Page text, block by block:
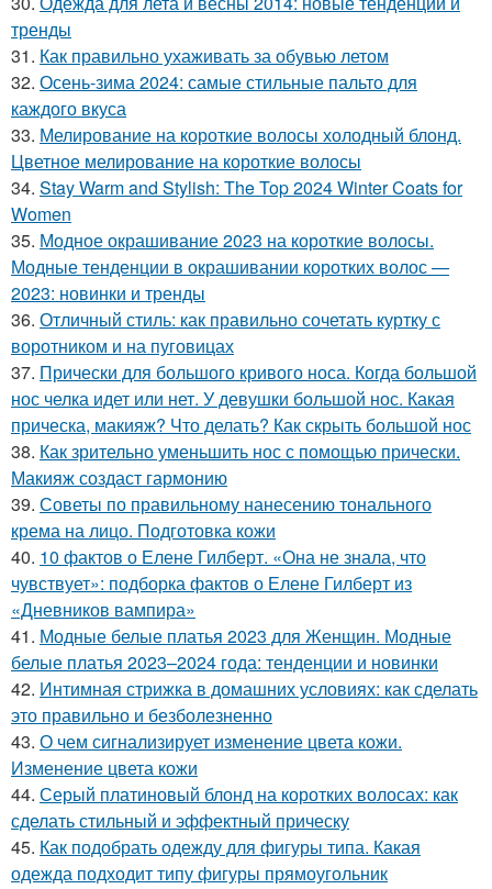
тренды
31. Как правильно ухаживать за обувью летом
32. Осень-зима 2024: самые стильные пальто для
каждого вкуса
33. Мелирование на короткие волосы холодный блонд.
Цветное мелирование на короткие волосы
34. Stay Warm and Stylish: The Top 2024 Winter Coats for
Women
35. Модное окрашивание 2023 на короткие волосы.
Модные тенденции в окрашивании коротких волос —
2023: новинки и тренды
36. Отличный стиль: как правильно сочетать куртку с
воротником и на пуговицах
37. Прически для большого кривого носа. Когда большой
нос челка идет или нет. У девушки большой нос. Какая
прическа, макияж? Что делать? Как скрыть большой нос
38. Как зрительно уменьшить нос с помощью прически.
Макияж создаст гармонию
39. Советы по правильному нанесению тонального
крема на лицо. Подготовка кожи
40. 10 фактов о Елене Гилберт. «Она не знала, что
чувствует»: подборка фактов о Елене Гилберт из
«Дневников вампира»
41. Модные белые платья 2023 для Женщин. Модные
белые платья 2023–2024 года: тенденции и новинки
42. Интимная стрижка в домашних условиях: как сделать
это правильно и безболезненно
43. О чем сигнализирует изменение цвета кожи.
Изменение цвета кожи
44. Серый платиновый блонд на коротких волосах: как
сделать стильный и эффектный прическу
45. Как подобрать одежду для фигуры типа. Какая
одежда подходит типу фигуры прямоугольник